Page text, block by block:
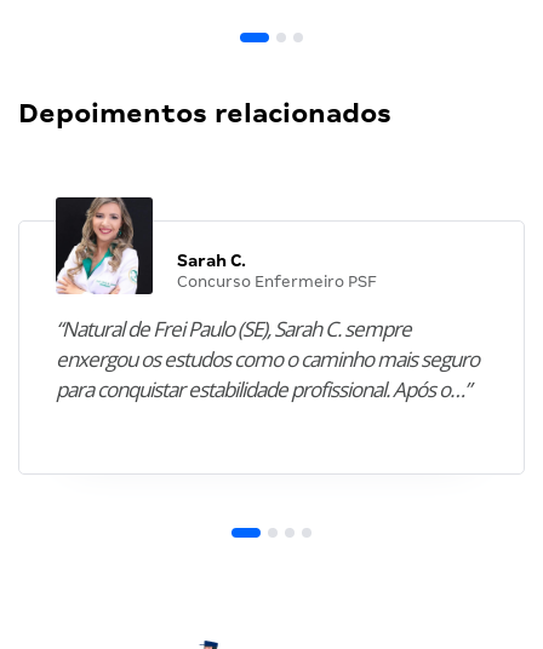
Depoimentos relacionados
Sarah C.
Concurso Enfermeiro PSF
“Natural de Frei Paulo (SE), Sarah C. sempre
enxergou os estudos como o caminho mais seguro
para conquistar estabilidade profissional. Após o…”